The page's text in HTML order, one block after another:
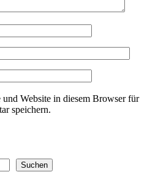
Website in diesem Browser für
speichern.
Suchen